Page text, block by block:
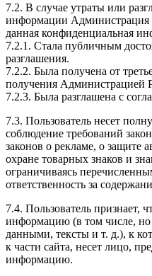
7.2. В случае утраты или
информации Администрация
данная конфиденциальная
7.2.1. Стала публичным
разглашения.
7.2.2. Была получена от
получения Администрацией
7.2.3. Была разглашена с
7.3. Пользователь несет
соблюдение требований
законов о рекламе, о защите
охране товарных знаков и
ограничиваясь
ответственность за
7.4. Пользователь признает,
информацию (в том числе, но
данными, тексты и т. д.), к
к части сайта, несет лицо,
информацию.